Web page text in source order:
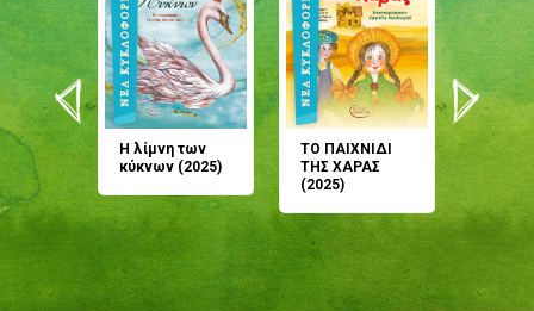
Η λίμνη των
κύκνων (2025)
ΤΟ ΠΑΙΧΝΙΔΙ
ΤΗΣ ΧΑΡΑΣ
(2025)
μου;
(2024)